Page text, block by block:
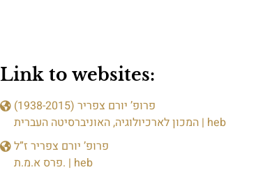
Link to websites:
פרופ’ יורם צפריר (1938-2015)
המכון לארכיולוגיה, האוניברסיטה העברית | heb
פרופ’ יורם צפריר ז”ל
פרס א.מ.ת. | heb